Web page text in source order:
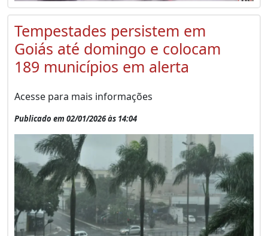
Tempestades persistem em
Goiás até domingo e colocam
189 municípios em alerta
Acesse para mais informações
Publicado em 02/01/2026 às 14:04